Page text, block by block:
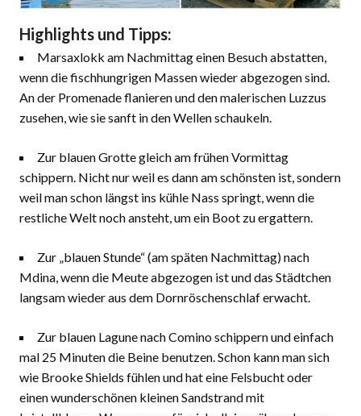
Highlights und Tipps:
Marsaxlokk am Nachmittag einen Besuch abstatten,
wenn die fischhungrigen Massen wieder abgezogen sind.
An der Promenade flanieren und den malerischen Luzzus
zusehen, wie sie sanft in den Wellen schaukeln.
Zur blauen Grotte gleich am frühen Vormittag
schippern. Nicht nur weil es dann am schönsten ist, sondern
weil man schon längst ins kühle Nass springt, wenn die
restliche Welt noch ansteht, um ein Boot zu ergattern.
Zur „blauen Stunde“ (am späten Nachmittag) nach
Mdina, wenn die Meute abgezogen ist und das Städtchen
langsam wieder aus dem Dornröschenschlaf erwacht.
Zur blauen Lagune nach Comino schippern und einfach
mal 25 Minuten die Beine benutzen. Schon kann man sich
wie Brooke Shields fühlen und hat eine Felsbucht oder
einen wunderschönen kleinen Sandstrand mit